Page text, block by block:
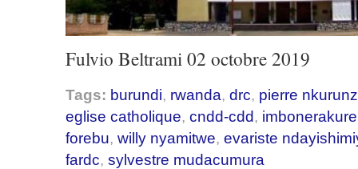
Fulvio Beltrami 02 octobre 2019
Tags: burundi, rwanda, drc, pierre
eglise catholique, cndd-cdd, imbonerakure
forebu, willy nyamitwe, evariste
fardc, sylvestre mudacumura